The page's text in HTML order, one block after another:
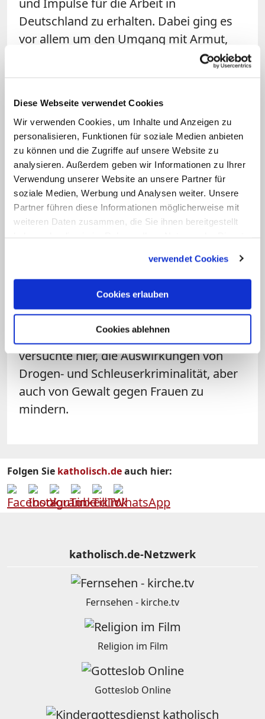
Diese Webseite verwendet Cookies
Wir verwenden Cookies, um Inhalte und Anzeigen zu
personalisieren, Funktionen für soziale Medien anbieten
zu können und die Zugriffe auf unsere Website zu
analysieren. Außerdem geben wir Informationen zu Ihrer
Verwendung unserer Website an unsere Partner für
soziale Medien, Werbung und Analysen weiter. Unsere
Partner führen diese Informationen möglicherweise mit
weiteren Daten zusammen, die Sie ihnen bereitgestellt
verwendet Cookies
Cookies erlauben
Cookies ablehnen
Deutschland zu erhalten. Dabei ging es
vor allem um den Umgang mit Armut,
Ausgrenzung und ihre Folgen. In New
erfuhr der Kardinal. Das betreffe sowohl
ihr Engagement für bedürftige Menschen
als auch die christliche Prägung ihrer
Dienste.
In Tucson informierte sich Woelki über
die Caritasarbeit, die vor allem auf die
Berlin zeigte sich schockiert von den
ausgebauten Grenzbefestigungen mitten
durch die Stadt Nogales, mit der die USA
illegale Einwanderungen verhindern
wollen. Der "Catholic Social Service"
versuchte hier, die Auswirkungen von
Drogen- und Schleuserkriminalität, aber
auch von Gewalt gegen Frauen zu
mindern.
Folgen Sie katholisch.deauch hier:
katholisch.de-Netzwerk
Fernsehen - kirche.tv
Religion im Film
Gotteslob Online